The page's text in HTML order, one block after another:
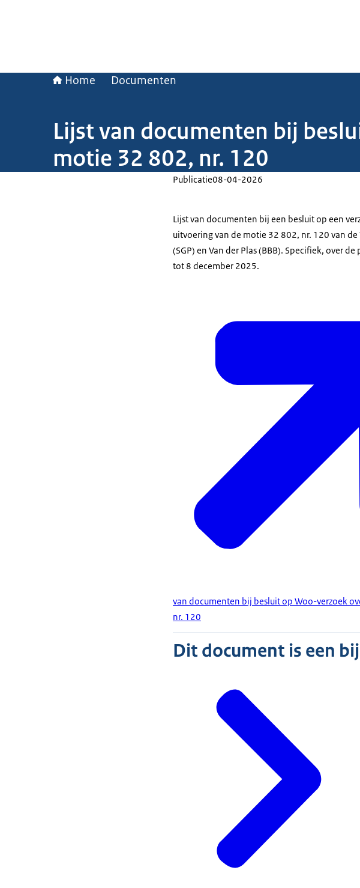
Home Documenten
Lijst van documenten bij
motie 32 802, nr. 120
Publicatie08-04-2026
Lijst van documenten bij een besluit op een
uitvoering van de motie 32 802, nr. 120 van de
(SGP) en Van der Plas (BBB). Specifiek, over
tot 8 december 2025.
van documenten bij besluit op Woo-verzoek
nr. 120
Dit document is een